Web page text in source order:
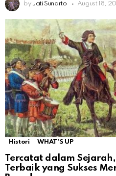
by Jati Sunarto August 18,
Histori WHAT'S UP
Tercatat dalam
Terbaik yang Sukses